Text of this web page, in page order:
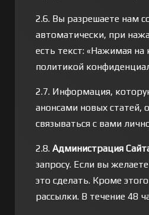
2.6. Вы разрешаете нам
автоматически, при
есть текст: «Нажимая на
политикой
2.7. Информация,
анонсами новых статей,
связываться с вами
2.8. Администрация
запросу. Если вы
это сделать. Кроме
рассылки. В течение 48